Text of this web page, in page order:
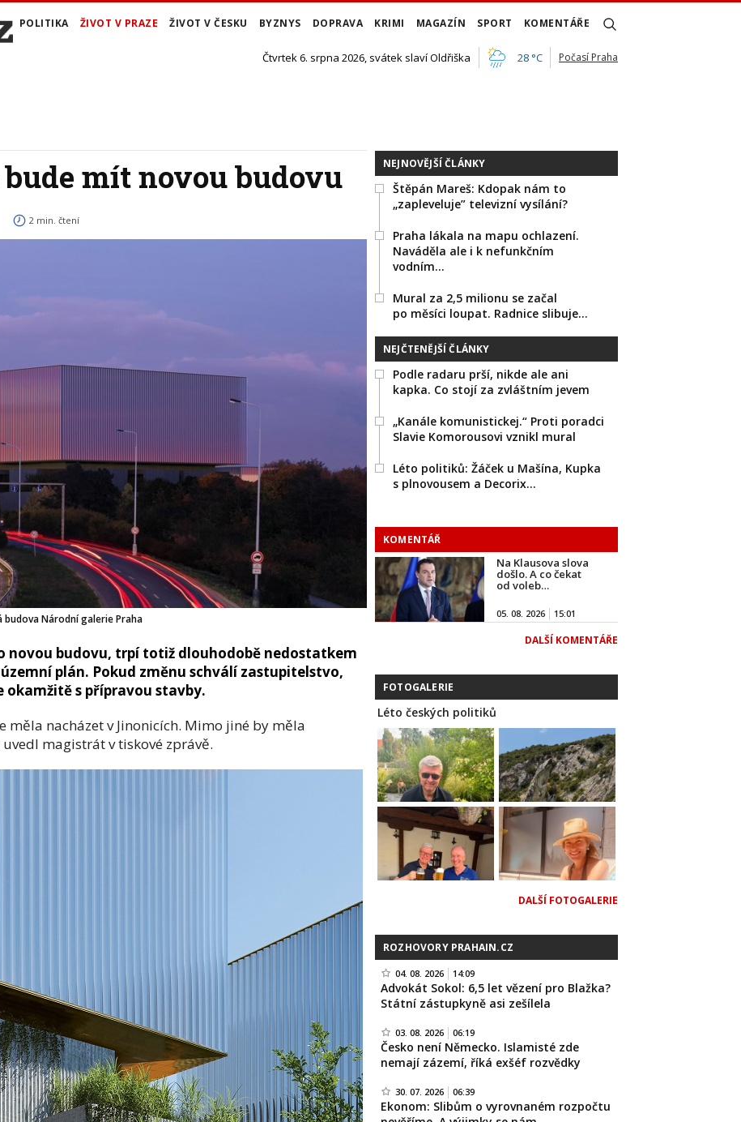
POLITIKA ŽIVOT V PRAZE ŽIVOT V ČESKU BYZNYS DOPRAVA KRIMI MAGAZÍN SPORT KOMENTÁŘE
Čtvrtek 6. srpna 2026, svátek slaví Oldřiška 28 °C Počasí Praha
mít novou budovu
2 min. čtení
budova Národní galerie Praha
novou budovu, trpí totiž dlouhodobě nedostatkem
plán. Pokud změnu schválí zastupitelstvo,
okamžitě s přípravou stavby.
měla nacházet v Jinonicích. Mimo jiné by měla
magistrát v tiskové zprávě.
NEJNOVĚJŠÍ ČLÁNKY
Štěpán Mareš: Kdopak nám to
„zapleveluje” televizní vysílání?
Praha lákala na mapu ochlazení.
Naváděla ale i k nefunkčním
vodním…
Mural za 2,5 milionu se začal
po měsíci loupat. Radnice slibuje…
NEJČTENĚJŠÍ ČLÁNKY
Podle radaru prší, nikde ale ani
kapka. Co stojí za zvláštním jevem
„Kanále komunistickej.“ Proti poradci
Slavie Komorousovi vznikl mural
Léto politiků: Žáček u Mašína, Kupka
s plnovousem a Decorix…
KOMENTÁŘ
Na Klausova slova
došlo. A co čekat
od voleb…
05. 08. 2026 15:01
DALŠÍ KOMENTÁŘE
FOTOGALERIE
Léto českých politiků
DALŠÍ FOTOGALERIE
ROZHOVORY PRAHAIN.CZ
04. 08. 2026 14:09
Advokát Sokol: 6,5 let vězení pro Blažka?
Státní zástupkyně asi zešílela
03. 08. 2026 06:19
Česko není Německo. Islamisté zde
nemají zázemí, říká exšéf rozvědky
30. 07. 2026 06:39
Ekonom: Slibům o vyrovnaném rozpočtu